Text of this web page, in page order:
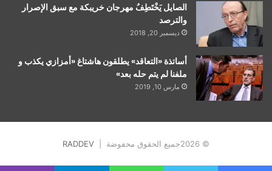
الصايل يَخْتَطِفُ مهرجان خريبكة مع سبق الإصرار
والترصد
ديسمبر 20, 2018
أساتذة «التعاقد» يطلقون هاشتاغ «أمزازي يكذب و
ملفنا لم يتم حله بعد»
مارس 10, 2019
© 2026جميع الحقوق محفوضة | RADDEV